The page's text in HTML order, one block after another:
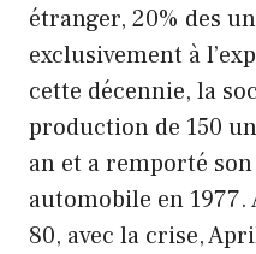
étranger, 20% des
exclusivement à
cette décennie, la
production de 150
an et a remporté
automobile en 1977.
80, avec la crise,